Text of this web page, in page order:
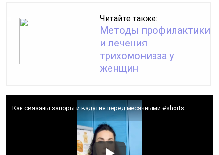
Читайте также:
Методы профилактики
и лечения
трихомониаза у
женщин
Как связаны запоры и вздутия перед месячными #shorts